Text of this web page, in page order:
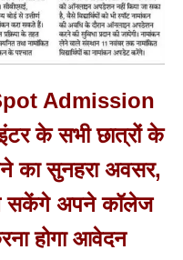
Admission
के सभी छात्रों के
का सुनहरा अवसर,
सकेंगे अपने कॉलेज
होगा आवेदन